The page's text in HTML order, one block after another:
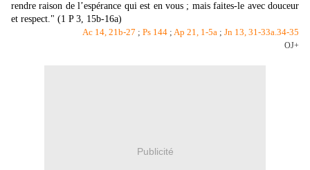
rendre raison de l’espérance qui est en vous ; mais faites-le avec douceur
et respect." (1 P 3, 15b-16a)
Ac 14, 21b-27 ; Ps 144 ; Ap 21, 1-5a ; Jn 13, 31-33a.34-35
OJ+
Publicité